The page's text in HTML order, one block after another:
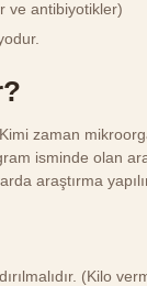
ve antibiyotikler)
zaman
isminde olan
araştırma
(Kilo